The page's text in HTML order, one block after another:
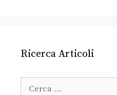
Ricerca Articoli